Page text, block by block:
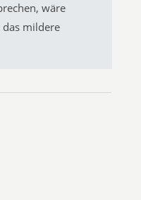
wäre
mildere